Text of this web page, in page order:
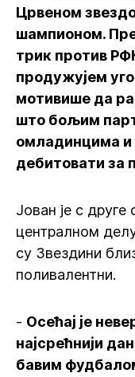
Црвеном
шампионом.
трик против
продужујем
мотивише да
што бољим
омладинцима
дебитовати за
Јован је с
централном
су Звездини
поливалентни.
- Осећај је
најсрећнији
бавим